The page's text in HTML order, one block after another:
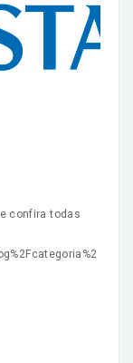
confira todas